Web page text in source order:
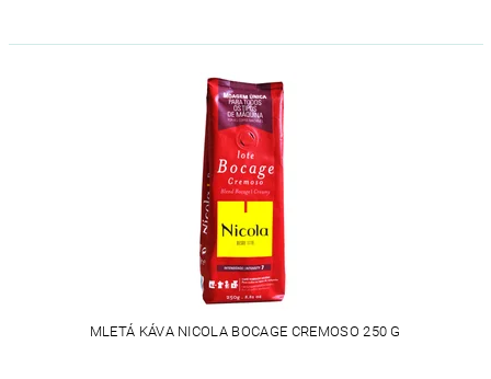
MLETÁ KÁVA NICOLA BOCAGE CREMOSO 250 G